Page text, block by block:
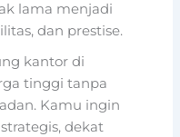
lama menjadi
dan prestise.
kantor di
tinggi tanpa
Kamu ingin
dekat